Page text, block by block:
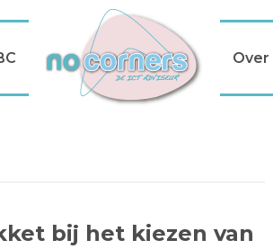
Over
bij het kiezen van